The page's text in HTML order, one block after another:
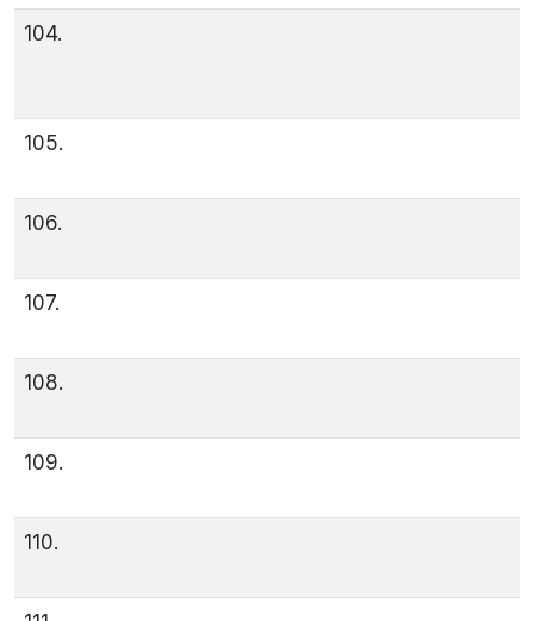
104.
105.
106.
107.
108.
109.
110.